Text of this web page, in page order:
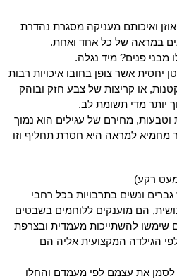
ואיכותם מעניקה מסגרת נהדרת
במראה של כל אחד ואחת.
מבני פנים? מיד נגלה.
יחסית אשר צופן בחובו איכויות רבות
או קריצות של צבע חזק ובוהק
יותר מדי תשומת לב.
מחירם של עגילים הוא נמוך
מחמיא למראה היא חסרת תחליף וזו
רקע)
ונשים בתרבויות בכל רחבי
הם מוענקים ללוחמים בשבטים
שימשו להשתייכות מעמדית ובצרפת
הגילדה המקצועית אליה הם
את עצמם לפי מעמדם והחלו